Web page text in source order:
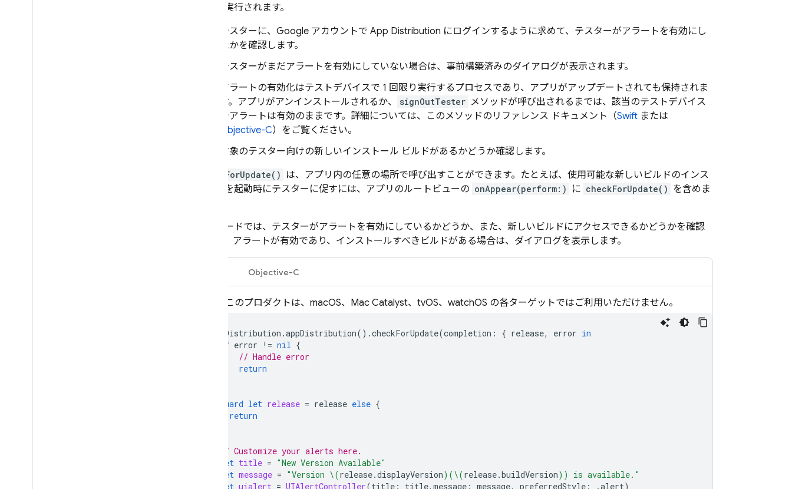
ンスが実行されます。
テスターに、Google アカウントで App Distribution にログインするように求めて、テスターがアラートを有効にし
たかを確認します。
テスターがまだアラートを有効にしていない場合は、事前構築済みのダイアログが表示されます。
アラートの有効化はテストデバイスで 1 回限り実行するプロセスであり、アプリがアップデートされても保持されま
す。アプリがアンインストールされるか、
signOutTester メソッドが呼び出されるまでは、該当のテストデバイス
でアラートは有効のままです。詳細については、このメソッドのリファレンス ドキュメント（Swift または
Objective-C）をご覧ください。
対象のテスター向けの新しいインストール ビルドがあるかどうか確認します。
checkForUpdate() は、アプリ内の任意の場所で呼び出すことができます。たとえば、使用可能な新しいビルドのインス
トールを起動時にテスターに促すには、アプリのルートビューの onAppear(perform:) に checkForUpdate() を含めま
次のコードでは、テスターがアラートを有効にしているかどうか、また、新しいビルドにアクセスできるかどうかを確認
します。アラートが有効であり、インストールすべきビルドがある場合は、ダイアログを表示します。
Objective-C
このプロダクトは、macOS、Mac Catalyst、tvOS、watchOS の各ターゲットではご利用いただけません。
AppDistribution .appDistribution().checkForUpdate(completion : { release, error in
if error != nil {
// Handle error
return
guard let release = release else {
return
// Customize your alerts here.
let title = "New Version Available"
let message = "Version \(release.displayVersion) (\(release.buildVersion) ) is available."
let uialert = UIAlertController(title : title, message : message, preferredStyle : .alert)